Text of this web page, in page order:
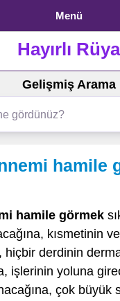
Menü
Hayırlı Rüya
Gelişmiş Arama
hamile
hamile görmek
kısmetinin
hiçbir derdinin
işlerinin yoluna
çok büyük